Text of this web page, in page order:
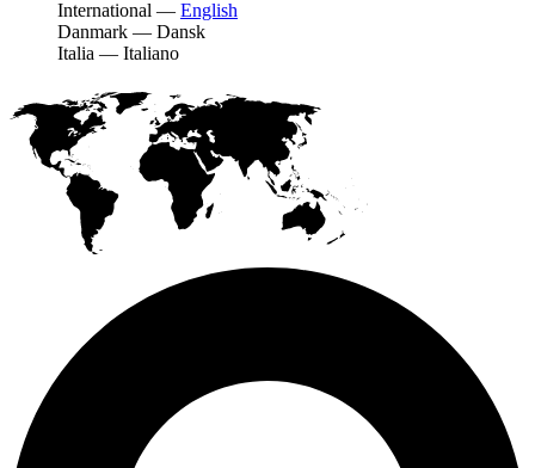
International — English
Danmark — Dansk
Italia — Italiano